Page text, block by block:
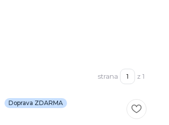
strana z 1
Doprava ZDARMA